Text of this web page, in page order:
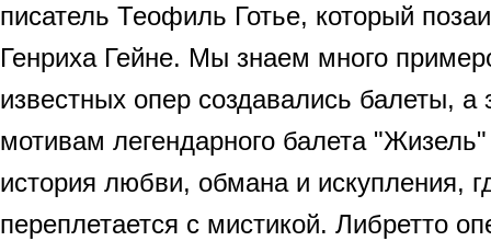
писатель Теофиль Готье, который
Генриха Гейне. Мы знаем много
известных опер создавались балеты, а
мотивам легендарного балета
история любви, обмана и искупления,
переплетается с мистикой. Либретто